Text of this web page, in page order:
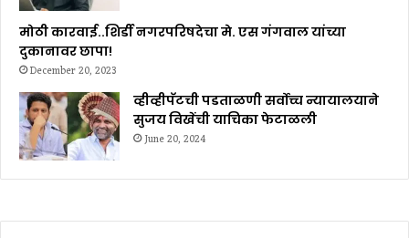
मोठी कारवाई..शिर्डी नगरपरिषदेचा मे. एस गंगवाल यांच्या
दुकानावर छापा!
December 20, 2023
व्हीव्हीपॅटची पडताळणी सर्वोच्च न्यायालयाने
सुजय विखेंची याचिका फेटाळली
June 20, 2024